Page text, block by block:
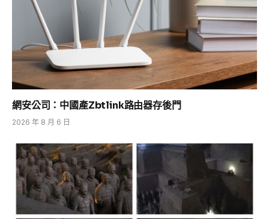
網安公司：中國產Zbtlink路由器存後門
2026 年 8 月 6 日